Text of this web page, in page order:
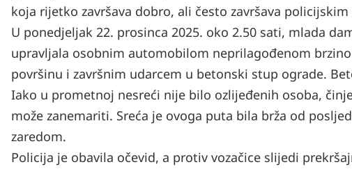
koja rijetko završava dobro, ali često završava
U ponedjeljak 22. prosinca 2025. oko 2.50 sati, mlada
upravljala osobnim automobilom neprilagođenom
površinu i završnim udarcem u betonski stup ograde.
Iako u prometnoj nesreći nije bilo ozlijeđenih osoba,
može zanemariti. Sreća je ovoga puta bila brža od
zaredom.
Policija je obavila očevid, a protiv vozačice slijedi